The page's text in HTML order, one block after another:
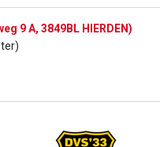
9 A, 3849BL HIERDEN)